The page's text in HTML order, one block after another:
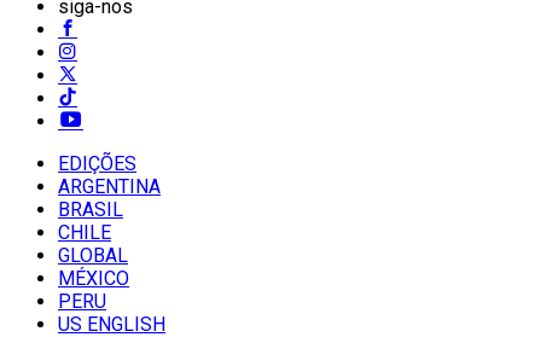
siga-nos
EDIÇÕES
ARGENTINA
BRASIL
CHILE
GLOBAL
MÉXICO
PERU
US ENGLISH